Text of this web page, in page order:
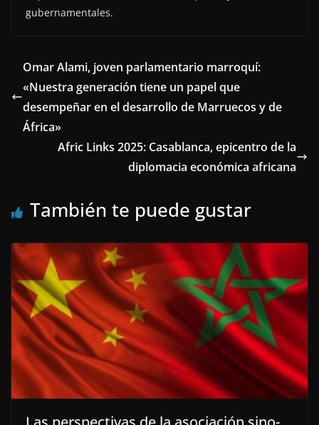
gubernamentales.
Omar Alami, joven parlamentario marroquí:
«Nuestra generación tiene un papel que
desempeñar en el desarrollo de Marruecos y de
África»
Afric Links 2025: Casablanca, epicentro de la
diplomacia económica africana
También te puede gustar